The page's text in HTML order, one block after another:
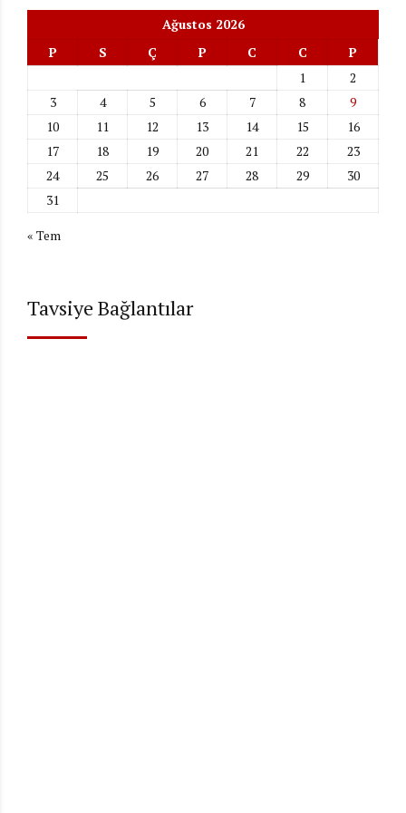
Ağustos 2026
P
S Ç P C C
P
1
2
3
4 5 6 7 8
9
10
11 12 13 14 15
16
17
18 19 20 21 22
23
24
25 26 27 28 29
30
31
« Tem
Tavsiye Bağlantılar